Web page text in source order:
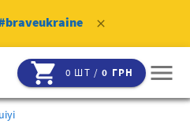
clear
shopping_cart 0 ШТ /0 ГРН menu